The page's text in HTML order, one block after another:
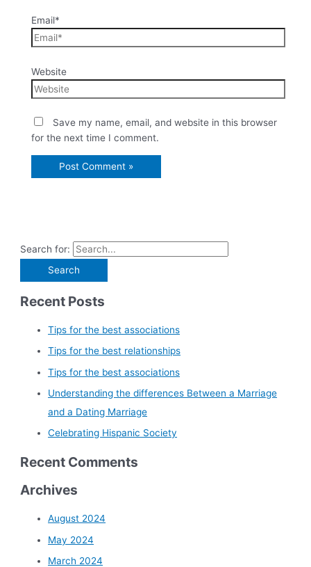
Email*
Website
Save my name, email, and website in this browser
for the next time I comment.
Search for:
Recent Posts
Tips for the best associations
Tips for the best relationships
Tips for the best associations
Understanding the differences Between a Marriage
and a Dating Marriage
Celebrating Hispanic Society
Recent Comments
Archives
August 2024
May 2024
March 2024